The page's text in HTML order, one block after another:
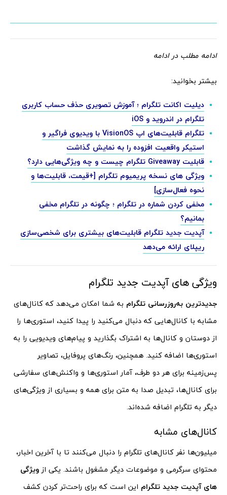
ادامه مطلب در ادامه
بیشتر بخوانید:
دیلیت اکانت تلگرام ؛ آموزش تصویری حذف حساب کاربری
تلگرام در اندروید و iOS
تلگرام قابلیت‌های اپ VisionOS با ویدیوی فراگیر و
استیکر واقعیت افزوده را به نمایش گذاشت
قابلیت Giveaway تلگرام چیست و چه ویژگی‌هایی دارد؟
ویژگی های نسخه پریمیوم تلگرام [+قیمت، قابلیت‌ها و
نحوه فعال‌سازی]
مخفی کردن شماره در تلگرام ؛ چگونه در تلگرام مخفی
بمانیم؟
آپدیت جدید تلگرام قابلیت‌های بیشتری برای شخصی‌سازی
ریپلای ارائه می‌دهد
ویژگی های آپدیت جدید تلگرام
جدیدترین به‌روزرسانی تلگرام به شما امکان می‌دهد که کانال‌های
مشابه با کانال‌هایی که دنبال می‌کنید را پیدا کنید، استوری‌ها را
از دوستان و کانال‌ها به اشتراک بگذارید و پیام‌های ویدیویی را به
استوری‌ها اضافه کنید. همچنین، رنگ‌های پروفایل، تصاویر
پس‌زمینه برای هر دو طرف، آمار استوری‌ها و واکنش‌های سفارشی
برای کانال‌ها، تبدیل صدا به متن برای همه و بسیاری از ویژگی‌های
دیگر به تلگرام اضافه شده‌اند.
کانال‌های مشابه
میلیون‌ها نفر کانال‌های تلگرام را دنبال می‌کنند تا با آخرین اخبار،
محتوای سرگرمی و موضوعات دیگر مشغول باشند. یکی از ویژگی
های آپدیت جدید تلگرام این است که برای راحت‌تر کردن کشف